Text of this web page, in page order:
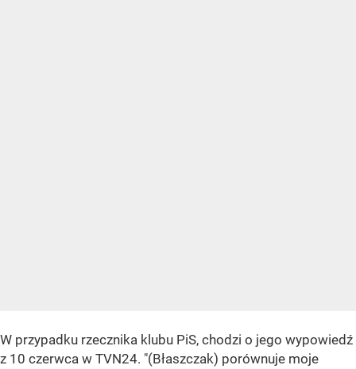
W przypadku rzecznika klubu PiS, chodzi o jego wypowiedź
z 10 czerwca w TVN24. "(Błaszczak) porównuje moje